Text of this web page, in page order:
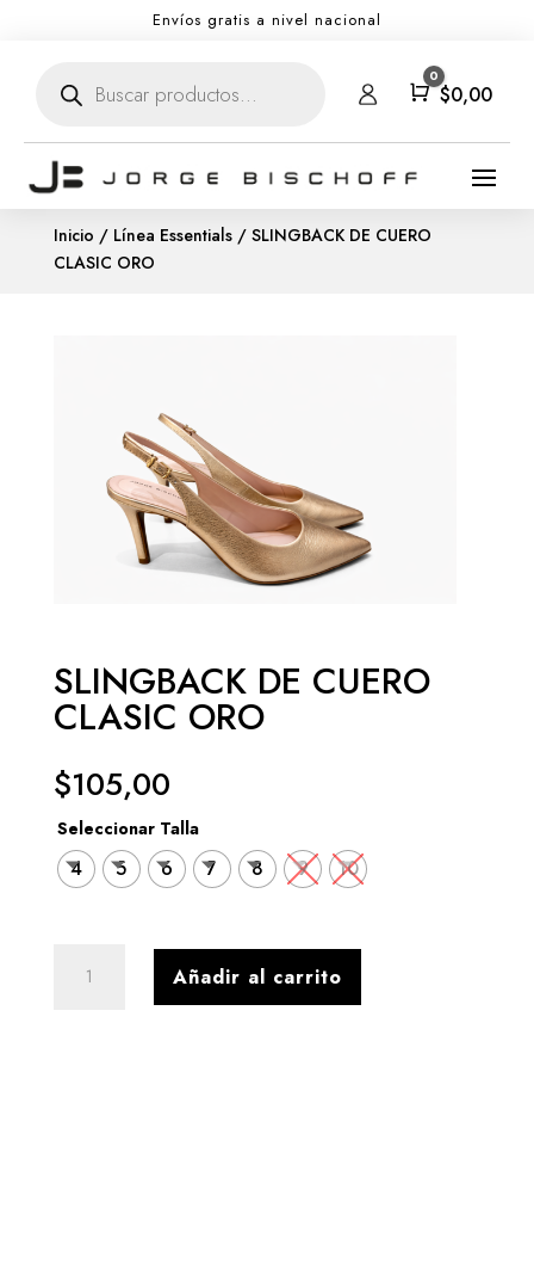
Envíos gratis a nivel nacional
productos Carro
0
$0,00
Inicio / Línea Essentials/ SLINGBACK DE CUERO
CLASIC ORO
SLINGBACK DE CUERO
CLASIC ORO
$105,00
Seleccionar Talla
4 5 6 7 8 9 10
Añadir al carrito